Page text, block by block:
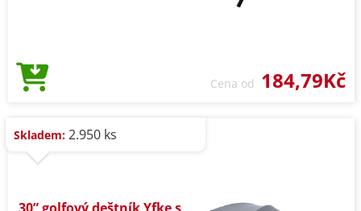
Cena od 184,79Kč
Skladem: 2.950 ks